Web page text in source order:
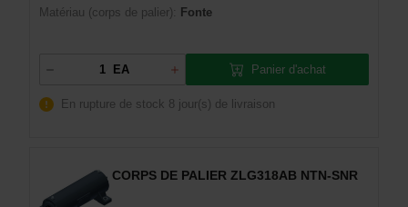
Matériau (corps de palier):
Fonte
EA Panier d'achat
En rupture de stock 8 jour(s) de livraison
CORPS DE PALIER ZLG318AB NTN-SNR